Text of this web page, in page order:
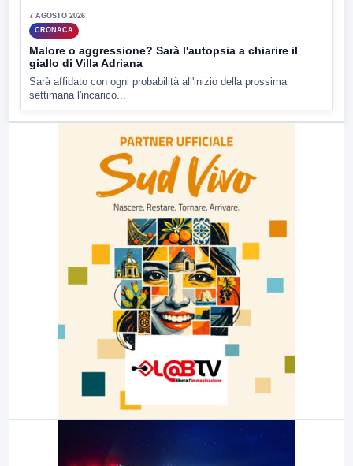
7 AGOSTO 2026
CRONACA
Malore o aggressione? Sarà l'autopsia a chiarire il
giallo di Villa Adriana
Sarà affidato con ogni probabilità all'inizio della prossima
settimana l'incarico...